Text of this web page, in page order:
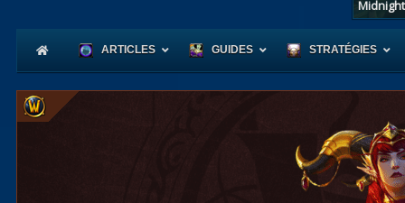
Midnight
ARTICLES GUIDES
Coeur
STRATÉGIES